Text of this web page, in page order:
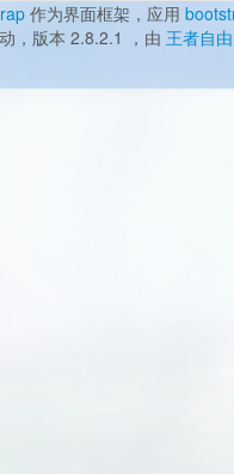
作为界面框架，应用
，版本 2.8.2.1 ，由 王者自由